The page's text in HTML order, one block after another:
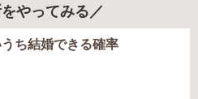
やってみる
ち結婚できる確率